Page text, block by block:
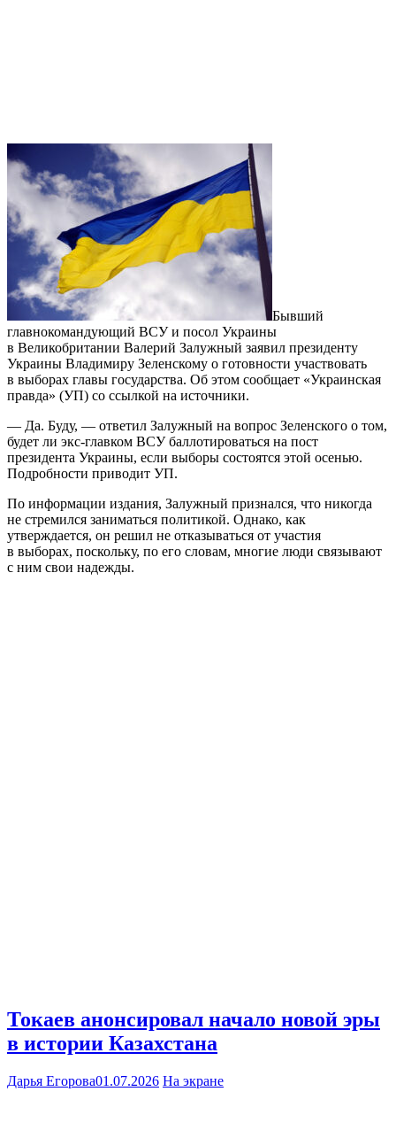
Бывший
главнокомандующий ВСУ и посол Украины
в Великобритании Валерий Залужный заявил президенту
Украины Владимиру Зеленскому о готовности участвовать
в выборах главы государства. Об этом сообщает «Украинская
правда» (УП) со ссылкой на источники.
— Да. Буду, — ответил Залужный на вопрос Зеленского о том,
будет ли экс-главком ВСУ баллотироваться на пост
президента Украины, если выборы состоятся этой осенью.
Подробности приводит УП.
По информации издания, Залужный признался, что никогда
не стремился заниматься политикой. Однако, как
утверждается, он решил не отказываться от участия
в выборах, поскольку, по его словам, многие люди связывают
с ним свои надежды.
Токаев анонсировал начало новой эры
в истории Казахстана
Дарья Егорова01.07.2026 На экране